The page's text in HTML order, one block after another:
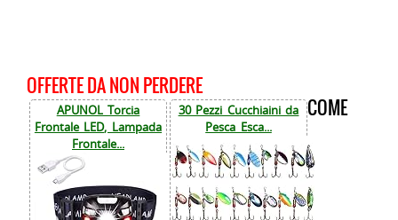
OFFERTE DA NON PERDERE
APUNOL Torcia
Frontale LED, Lampada
Frontale...
30 Pezzi Cucchiaini da
Pesca Esca...
COME